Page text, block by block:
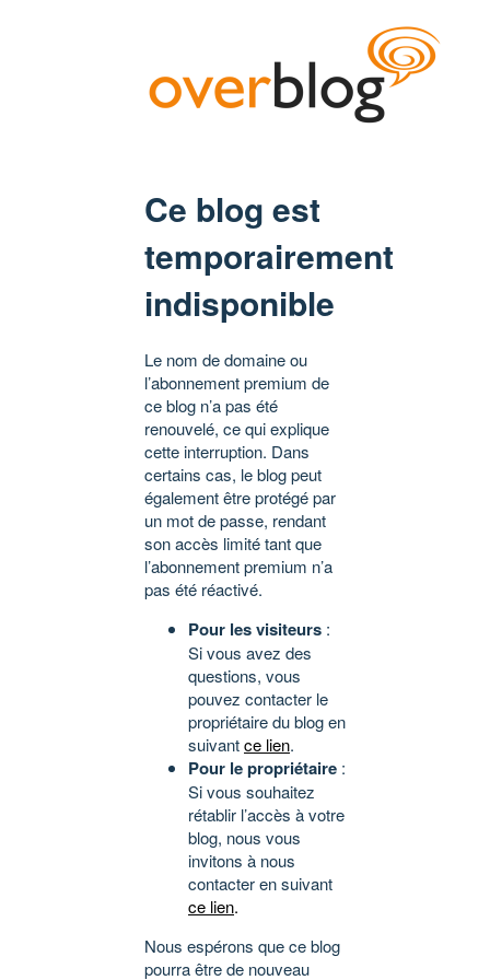
Ce blog est
temporairement
indisponible
Le nom de domaine ou
l’abonnement premium de
ce blog n’a pas été
renouvelé, ce qui explique
cette interruption. Dans
certains cas, le blog peut
également être protégé par
un mot de passe, rendant
son accès limité tant que
l’abonnement premium n’a
pas été réactivé.
Pour les visiteurs :
Si vous avez des
questions, vous
pouvez contacter le
propriétaire du blog en
suivantce lien.
Pour le propriétaire :
Si vous souhaitez
rétablir l’accès à votre
blog, nous vous
invitons à nous
contacter en suivant
ce lien.
Nous espérons que ce blog
pourra être de nouveau